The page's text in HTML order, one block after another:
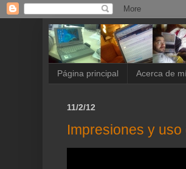
Página principal Acerca de
11/2/12
Impresiones y